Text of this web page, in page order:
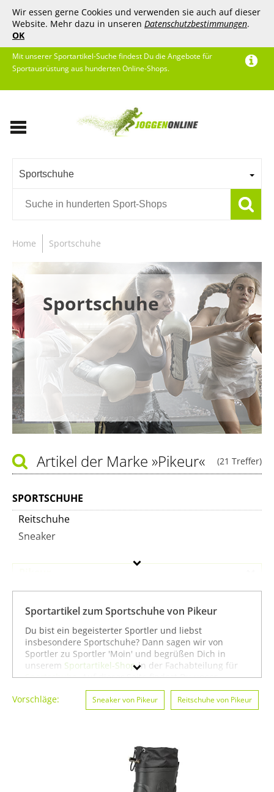
Wir essen gerne Cookies und verwenden sie auch auf dieser
Website. Mehr dazu in unseren Datenschutzbestimmungen.
OK
Mit unserer Sportartikel-Suche findest Du die Angebote für
Sportausrüstung aus hunderten Online-Shops.
Sportschuhe
Home Sportschuhe
Sportschuhe
(21 Treffer)
Artikel der Marke »Pikeur«
SPORTSCHUHE
Reitschuhe
Sneaker
Preis
Farbe
Sportartikel zum Sportschuhe von Pikeur
Du bist ein begeisterter Sportler und liebst
insbesondere Sportschuhe? Dann sagen wir von
Sportler zu Sportler 'Moin' und begrüßen Dich in
unserem Sportartikel-Shopin der Fachabteilung für
Sportschuhe. Auf dieser Seite findest Du unser
gesamtes Sortiment der Marke Pikeur speziell für die
Sportart Sportschuhe. Du kannst die Auswahl weiter
einschränken, zum Beispiel aufKampfsport von
kannst Du Dich auch auf unserer Seite mit sämtlichen
umsehen. Wir hoffen, dass
Du bei uns findest, was Du suchst, und wünschen Dir
weiter viel Spaß und Erfolg beim Sportschuhe!
Vorschläge: Sneaker von Pikeur Reitschuhe von Pikeur